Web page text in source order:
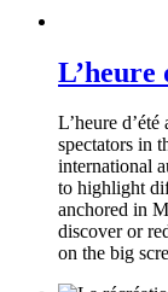
L’heure
L’heure
spectators in
international
to highlight
anchored in
discover or
on the big